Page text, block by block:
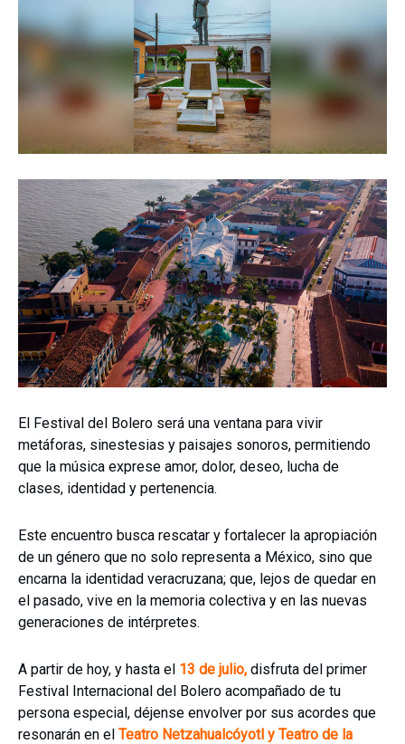
El Festival del Bolero será una ventana para vivir
metáforas, sinestesias y paisajes sonoros, permitiendo
que la música exprese amor, dolor, deseo, lucha de
clases, identidad y pertenencia.
Este encuentro busca rescatar y fortalecer la apropiación
de un género que no solo representa a México, sino que
encarna la identidad veracruzana; que, lejos de quedar en
el pasado, vive en la memoria colectiva y en las nuevas
generaciones de intérpretes.
A partir de hoy, y hasta el 13 de julio, disfruta del primer
Festival Internacional del Bolero acompañado de tu
persona especial, déjense envolver por sus acordes que
resonarán en el Teatro Netzahualcóyotl y Teatro de la